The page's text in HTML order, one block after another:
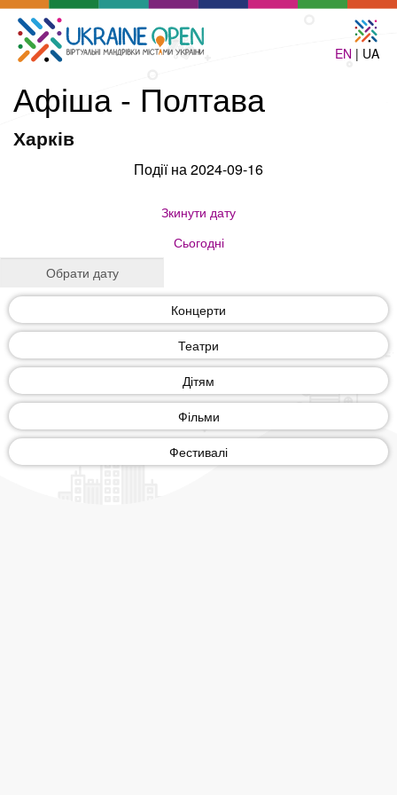
EN | UA
Афіша - Полтава
Харків
Події на 2024-09-16
Зкинути дату
Сьогодні
Концерти
Театри
Дітям
Фільми
Фестивалі